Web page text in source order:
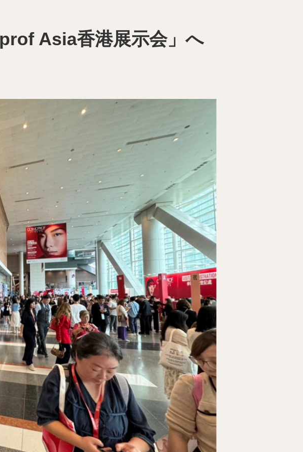
Asia香港展示会」へ